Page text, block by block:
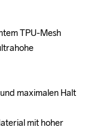
TPU-Mesh
maximalen Halt
mit hoher
TPU-Mesh
maximalen Halt
mit hoher